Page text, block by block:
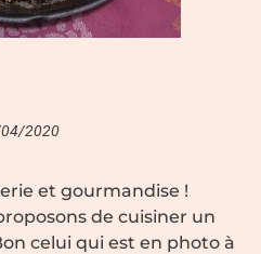
2020
et gourmandise !
de cuisiner un
celui qui est en photo à